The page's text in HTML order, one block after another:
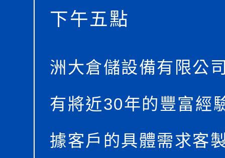
下午五點
洲大倉儲設備有限公
有將近30年的豐富經
據客戶的具體需求客